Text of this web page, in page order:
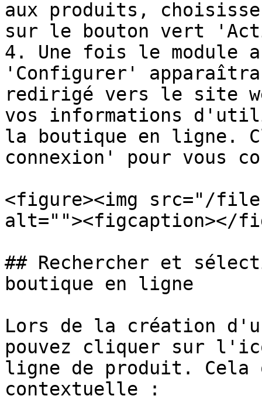
aux produits,
sur le bouton vert
4. Une fois le module
'Configurer'
redirigé vers le site
vos informations
la boutique en ligne.
connexion' pour vous
<figure><img src="/files/
alt=""><figcaption></
## Rechercher et
boutique en ligne
Lors de la création
pouvez cliquer sur
ligne de produit. Cela
contextuelle :